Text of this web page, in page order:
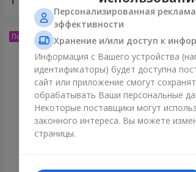
Персонализированная
эффективности
Хранение и/или доступ к
Информация с Вашего устройства
идентификаторы) будет доступна
сайт или приложение смогут
обрабатывать Ваши персональные
Некоторые поставщики могут
законного интереса. Вы можете
страницы.